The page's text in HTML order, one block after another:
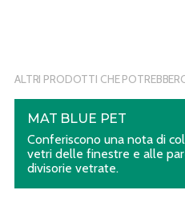
ALTRI PRODOTTI CHE
MAT BLUE PET
Conferiscono una nota di
vetri delle finestre e alle
divisorie vetrate.